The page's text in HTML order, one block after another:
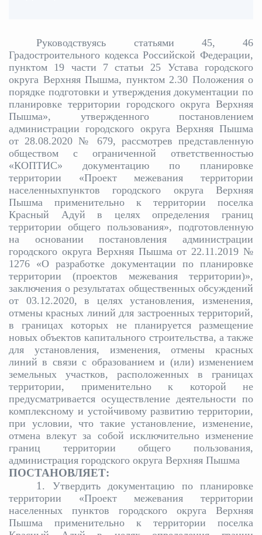
Руководствуясь статьями 45, 46
Градостроительного кодекса Российской Федерации,
пунктом 19 части 7 статьи 25 Устава городского
округа Верхняя Пышма, пунктом 2.30 Положения о
порядке подготовки и утверждения документации по
планировке территории городского округа Верхняя
Пышма», утвержденного постановлением
администрации городского округа Верхняя Пышма
от 28.08.2020 № 679, рассмотрев представленную
обществом с ограниченной ответственностью
«КОПТИС» документацию по планировке
территории «Проект межевания территории
населенныхпунктов городского округа Верхняя
Пышма применительно к территории поселка
Красный Адуй в целях определения границ
территории общего пользования», подготовленную
на основании постановления администрации
городского округа Верхняя Пышма от 22.11.2019 №
1276 «О разработке документации по планировке
территории (проектов межевания территории)»,
заключения о результатах общественных обсуждений
от 03.12.2020, в целях установления, изменения,
отмены красных линий для застроенных территорий,
в границах которых не планируется размещение
новых объектов капитального строительства, а также
для установления, изменения, отмены красных
линий в связи с образованием и (или) изменением
земельных участков, расположенных в границах
территории, применительно к которой не
предусматривается осуществление деятельности по
комплексному и устойчивому развитию территории,
при условии, что такие установление, изменение,
отмена влекут за собой исключительно изменение
границ территории общего пользования,
администрация городского округа Верхняя Пышма
ПОСТАНОВЛЯЕТ:
1 . Утвердить документацию по планировке
территории «Проект межевания территории
населенных пунктов городского округа Верхняя
Пышма применительно к территории поселка